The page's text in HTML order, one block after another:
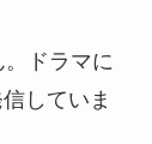
ドラマに
していま